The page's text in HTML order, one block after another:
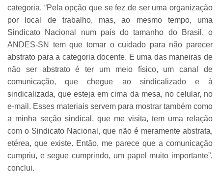
categoria. “Pela opção que se fez de ser uma organização
por local de trabalho, mas, ao mesmo tempo, uma
Sindicato Nacional num país do tamanho do Brasil, o
ANDES-SN tem que tomar o cuidado para não parecer
abstrato para a categoria docente. E uma das maneiras de
não ser abstrato é ter um meio físico, um canal de
comunicação, que chegue ao sindicalizado e à
sindicalizada, que esteja em cima da mesa, no celular, no
e-mail. Esses materiais servem para mostrar também como
a minha seção sindical, que me visita, tem uma relação
com o Sindicato Nacional, que não é meramente abstrata,
etérea, que existe. Então, me parece que a comunicação
cumpriu, e segue cumprindo, um papel muito importante”,
conclui.